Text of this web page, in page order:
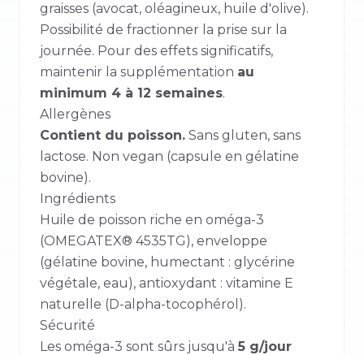
graisses (avocat, oléagineux, huile d'olive).
Possibilité de fractionner la prise sur la
journée. Pour des effets significatifs,
maintenir la supplémentation au
minimum 4 à 12 semaines.
Allergènes
Contient du poisson. Sans gluten, sans
lactose. Non vegan (capsule en gélatine
bovine).
Ingrédients
Huile de poisson riche en oméga-3
(OMEGATEX® 4535TG), enveloppe
(gélatine bovine, humectant : glycérine
végétale, eau), antioxydant : vitamine E
naturelle (D-alpha-tocophérol).
Sécurité
Les oméga-3 sont sûrs jusqu'à 5 g/jour